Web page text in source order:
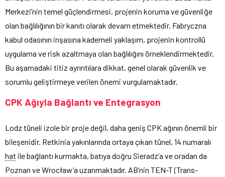
Merkezi’nin temel güçlendirmesi, projenin koruma ve güvenliğe
olan bağlılığının bir kanıtı olarak devam etmektedir. Fabryczna
kabul odasının inşasına kademeli yaklaşım, projenin kontrollü
uygulama ve risk azaltmaya olan bağlılığını örneklendirmektedir.
Bu aşamadaki titiz ayrıntılara dikkat, genel olarak güvenlik ve
sorumlu geliştirmeye verilen önemi vurgulamaktadır.
CPK Ağıyla Bağlantı ve Entegrasyon
Lodz tüneli izole bir proje değil, daha geniş CPK ağının önemli bir
bileşenidir. Retkinia yakınlarında ortaya çıkan tünel, 14 numaralı
hat ile bağlantı kurmakta, batıya doğru Sieradz’a ve oradan da
Poznan ve Wrocław’a uzanmaktadır. AB’nin TEN-T (Trans-